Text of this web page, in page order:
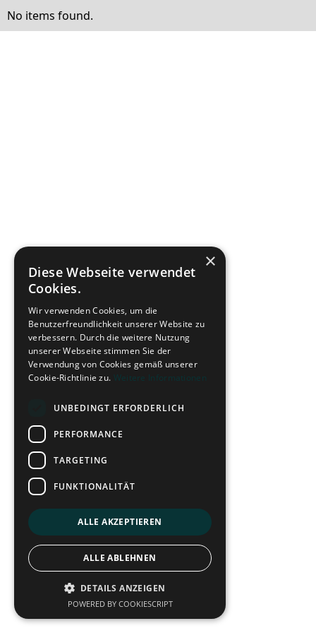
No items found.
×
Diese Webseite verwendet
Cookies.
Wir verwenden Cookies, um die
Benutzerfreundlichkeit unserer Website zu
verbessern. Durch die weitere Nutzung
unserer Webseite stimmen Sie der
Verwendung von Cookies gemäß unserer
Cookie-Richtlinie zu. Weitere Informationen
UNBEDINGT ERFORDERLICH
PERFORMANCE
TARGETING
FUNKTIONALITÄT
ALLE AKZEPTIEREN
ALLE ABLEHNEN
DETAILS ANZEIGEN
POWERED BY COOKIESCRIPT